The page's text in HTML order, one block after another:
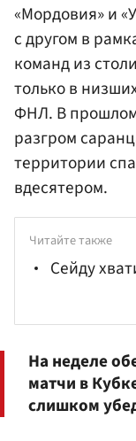
«Мордовия» и
с другом в
команд из
только в
ФНЛ. В
разгром
территории
вдесятером.
Читайте также
Сейду
На неделе
матчи в
слишком